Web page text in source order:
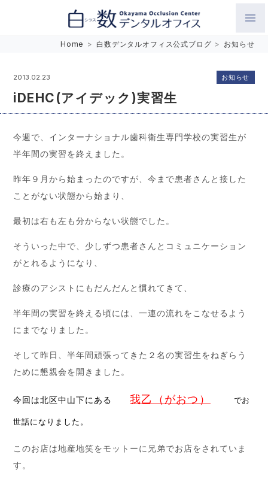
Home > 白数デンタルオフィス公式ブログ > お知らせ
2013.02.23
iDEHC(アイデック)実習生
お知らせ
今週で、インターナショナル歯科衛生専門学校の実習生が
半年間の実習を終えました。
昨年９月から始まったのですが、今まで患者さんと接した
ことがない状態から始まり、
最初は右も左も分からない状態でした。
そういった中で、少しずつ患者さんとコミュニケーション
がとれるようになり、
診療のアシストにもだんだんと慣れてきて、
半年間の実習を終える頃には、一連の流れをこなせるよう
にまでなりました。
そして昨日、半年間頑張ってきた２名の実習生をねぎらう
ために懇親会を開きました。
今回は北区中山下にある 我乙（がおつ） でお
世話になりました。
このお店は地産地笑をモットーに兄弟でお店をされていま
す。